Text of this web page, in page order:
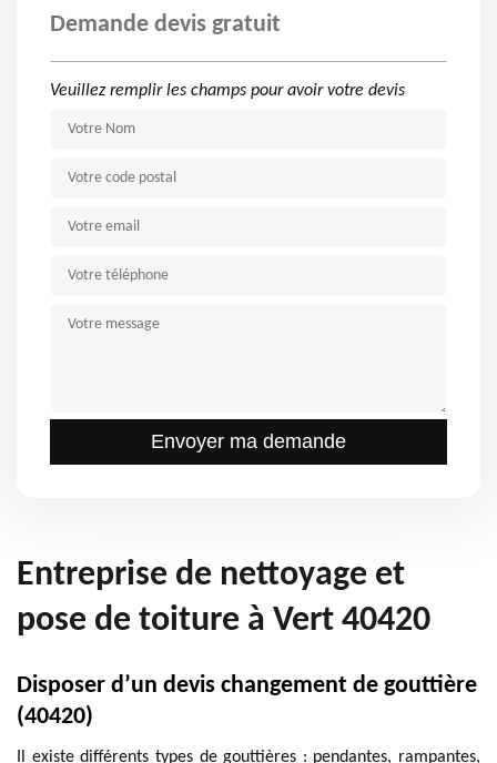
Demande devis gratuit
Veuillez remplir les champs pour avoir votre devis
Entreprise de nettoyage et
pose de toiture à Vert 40420
Disposer d’un devis changement de gouttière
(40420)
Il existe différents types de gouttières : pendantes, rampantes,